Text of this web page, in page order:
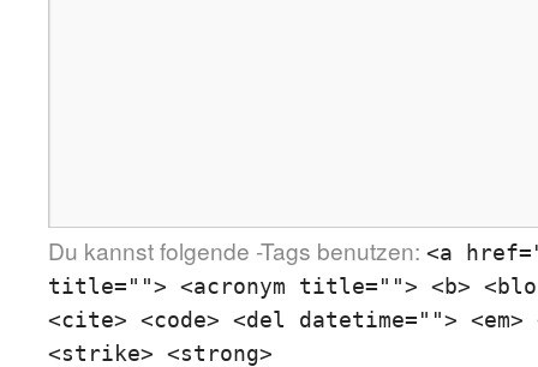
Du kannst folgende -Tags benutzen: <a
title=""> <acronym title=""> <b>
<cite> <code> <del datetime="">
<strike> <strong>